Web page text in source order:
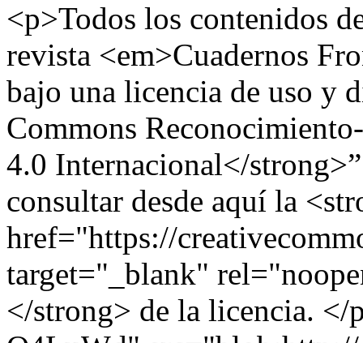
<p>Todos los contenidos
revista <em>Cuadernos
bajo una licencia de uso y
Commons
4.0 Internacional</
consultar desde aquí la
href="https://
target="_blank"
</strong> de la licencia.